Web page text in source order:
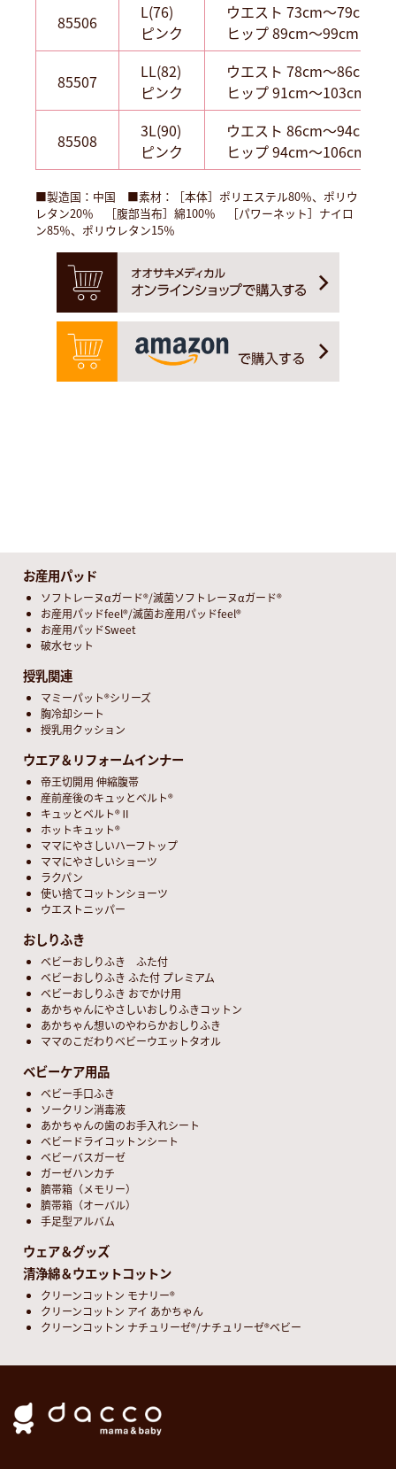
85506
L(76)
ピンク
ウエスト 73cm～79cm
ヒップ 89cm～99cm 1枚
85507
LL(82)
ピンク
ウエスト 78cm～86cm
ヒップ 91cm～103cm 1
85508
3L(90)
ピンク
ウエスト 86cm～94cm
ヒップ 94cm～106cm 1
■製造国：中国 ■素材：［本体］ポリエステル80％、ポリウ
レタン20％ ［腹部当布］綿100％ ［パワーネット］ナイロ
ン85％、ポリウレタン15％
お産用パッド
ソフトレーヌαガード®/滅菌ソフトレーヌαガード®
お産用パッドfeel®/滅菌お産用パッドfeel®
お産用パッドSweet
破水セット
授乳関連
マミーパット®シリーズ
胸冷却シート
授乳用クッション
ウエア＆リフォームインナー
帝王切開用 伸縮腹帯
産前産後のキュッとベルト®
キュッとベルト®Ⅱ
ホットキュット®
ママにやさしいハーフトップ
ママにやさしいショーツ
ラクパン
使い捨てコットンショーツ
ウエストニッパー
おしりふき
ベビーおしりふき ふた付
ベビーおしりふき ふた付 プレミアム
ベビーおしりふき おでかけ用
あかちゃんにやさしいおしりふきコットン
あかちゃん想いのやわらかおしりふき
ママのこだわりベビーウエットタオル
ベビーケア用品
ベビー手口ふき
ソークリン消毒液
あかちゃんの歯のお手入れシート
ベビードライコットンシート
ベビーバスガーゼ
ガーゼハンカチ
臍帯箱（メモリー）
臍帯箱（オーバル）
手足型アルバム
ウェア＆グッズ
清浄綿＆ウエットコットン
クリーンコットン モナリー®
クリーンコットン アイ あかちゃん
クリーンコットン ナチュリーゼ®/ナチュリーゼ®ベビー